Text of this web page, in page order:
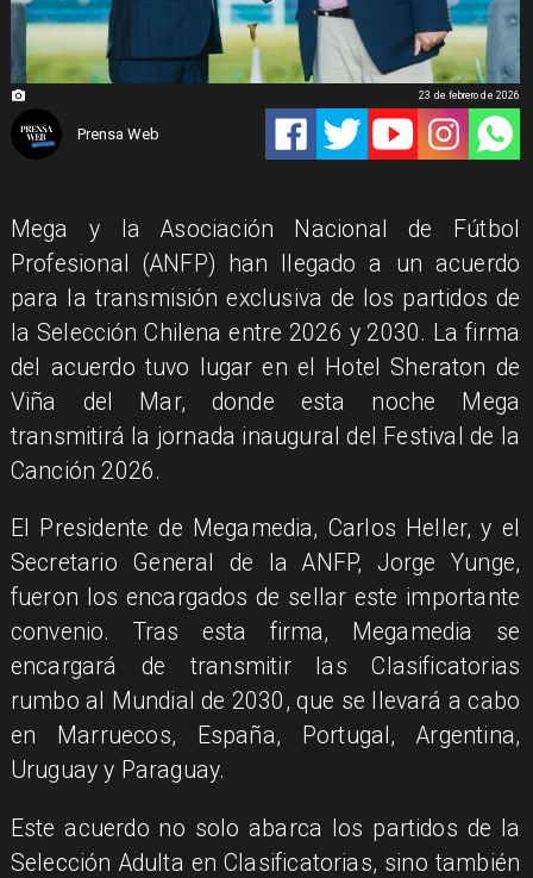
Prensa Web
23 de febrero de 2026
Mega y la Asociación Nacional de Fútbol
Profesional (ANFP) han llegado a un acuerdo
para la transmisión exclusiva de los partidos de
la Selección Chilena entre 2026 y 2030. La firma
del acuerdo tuvo lugar en el Hotel Sheraton de
Viña del Mar, donde esta noche Mega
transmitirá la jornada inaugural del Festival de la
Canción 2026.
El Presidente de Megamedia, Carlos Heller, y el
Secretario General de la ANFP, Jorge Yunge,
fueron los encargados de sellar este importante
convenio. Tras esta firma, Megamedia se
encargará de transmitir las Clasificatorias
rumbo al Mundial de 2030, que se llevará a cabo
en Marruecos, España, Portugal, Argentina,
Uruguay y Paraguay.
Este acuerdo no solo abarca los partidos de la
Selección Adulta en Clasificatorias, sino también